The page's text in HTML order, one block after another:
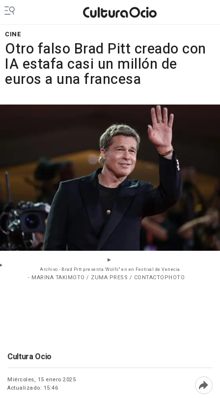
CINE
Otro falso Brad Pitt creado con
IA estafa casi un millón de
euros a una francesa
Archivo - Brad Pitt presenta 'Wolfs'' en en Festival de Venecia
- MARINA TAKIMOTO / ZUMA PRESS / CONTACTOPHOTO
Cultura Ocio
Miércoles, 15 enero 2025
Actualizado: 15:46